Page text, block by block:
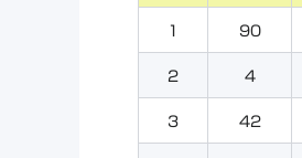
1 90
2 4
3 42